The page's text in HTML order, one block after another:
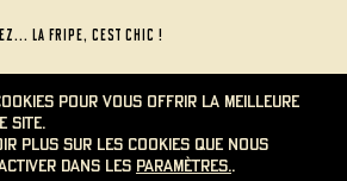
LA FRIPE, CEST CHIC !
STYLE !
pour vous offrir la meilleure
site.
plus sur les cookies que nous
dans les paramètres..